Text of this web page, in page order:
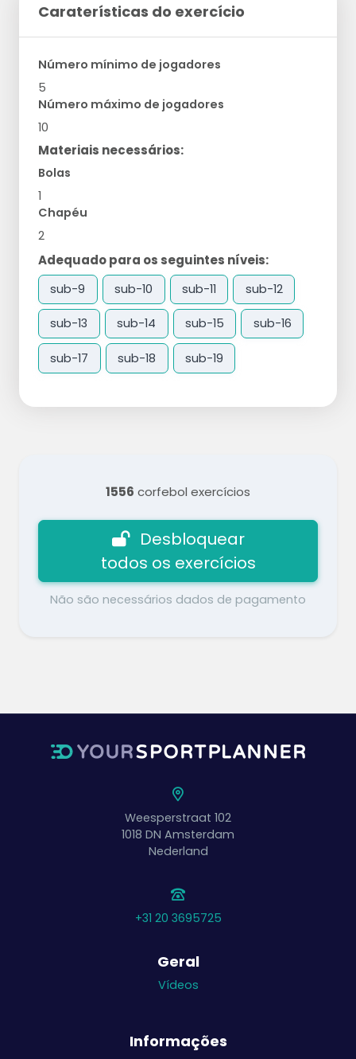
Caraterísticas do exercício
Número mínimo de jogadores
5
Número máximo de jogadores
10
Materiais necessários:
Bolas
1
Chapéu
2
Adequado para os seguintes níveis:
sub-9 sub-10 sub-11 sub-12
sub-13 sub-14 sub-15 sub-16
sub-17 sub-18 sub-19
1556 corfebol exercícios
Desbloquear
todos os exercícios
Não são necessários dados de pagamento
Weesperstraat 102
1018 DN Amsterdam
Nederland
+31 20 3695725
Geral
Vídeos
Informações